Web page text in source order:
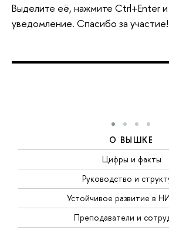
Выделите её, нажмите Ctrl+Enter и
уведомление. Спасибо за участие!
О ВЫШКЕ
Цифры и факты
Руководство и
Устойчивое развитие в
Преподаватели и